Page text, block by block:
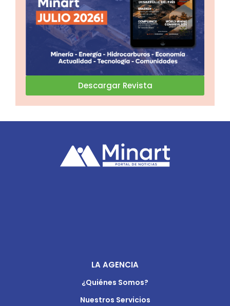
Descargar Revista
LA AGENCIA
¿Quiénes Somos?
Nuestros Servicios